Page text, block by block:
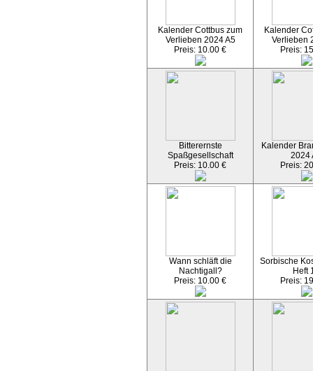
Kalender Cottbus zum
Verlieben 2024 A5
Preis: 10.00 €
Kalender
Verlieben
Preis:
Bitterernste
Spaßgesellschaft
Preis: 10.00 €
Kalender
2024
Preis:
Wann schläft die
Nachtigall?
Preis: 10.00 €
Sorbische
Heft
Preis: